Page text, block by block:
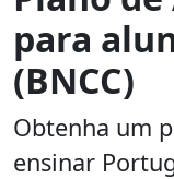
para
(BNCC)
Obtenha um
ensinar